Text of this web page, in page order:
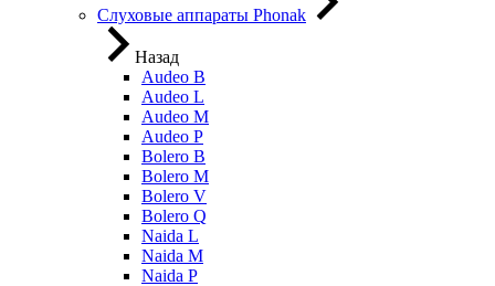
Слуховые аппараты Phonak
Назад
Audeo B
Audeo L
Audeo М
Audeo P
Bolero B
Bolero M
Bolero V
Bolero Q
Naida L
Naida M
Naida P